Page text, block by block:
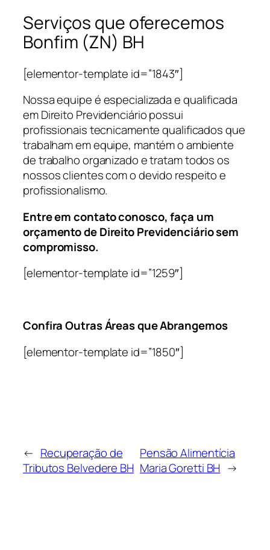
Serviços que oferecemos
Bonfim (ZN) BH
[elementor-template id=”1843″]
Nossa equipe é especializada e qualificada
em Direito Previdenciário possui
profissionais tecnicamente qualificados que
trabalham em equipe, mantém o ambiente
de trabalho organizado e tratam todos os
nossos clientes com o devido respeito e
profissionalismo.
Entre em contato conosco, faça um
orçamento de Direito Previdenciário sem
compromisso.
[elementor-template id=”1259″]
Confira Outras Áreas que Abrangemos
[elementor-template id=”1850″]
← Recuperação de
Tributos Belvedere BH
Pensão Alimentícia
Maria Goretti BH →